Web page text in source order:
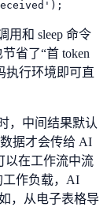
用和 sleep 命令
省了“首 token
执行环境即可直
，中间结果默认
据才会传给 AI
以在工作流中流
工作负载，AI
，从电子表格导